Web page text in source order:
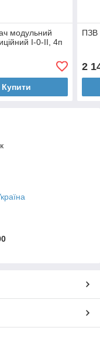
модульний
I-0-II, 4п
Купити
ПЗВ
2